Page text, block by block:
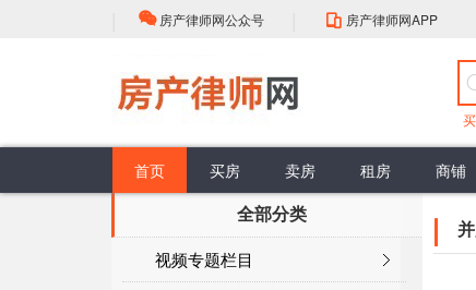
房产律师网公众号 房产律师网APP
首页 买房
买卖合同效力 合同订立程序
面积误差 面积误差
卖房
谈判 签收
租房 商铺
佣金标准 合同性质
担保贷款 购买抵押
公证类型
登记注意
政策解读 大咖视角
行业动态
全部分类
视频专题栏目